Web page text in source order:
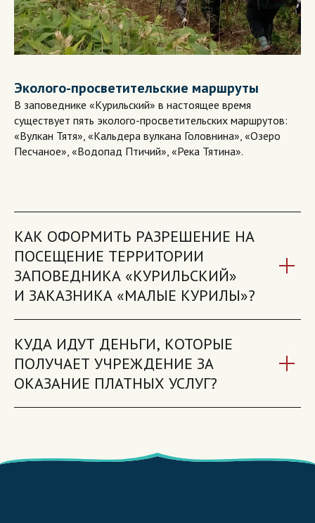
Эколого-просветительские маршруты
В заповеднике «Курильский» в настоящее время
существует пять эколого-просветительских маршрутов:
«Вулкан Тятя», «Кальдера вулкана Головнина», «Озеро
Песчаное», «Водопад Птичий», «Река Тятина».
КАК ОФОРМИТЬ РАЗРЕШЕНИЕ НА
ПОСЕЩЕНИЕ ТЕРРИТОРИИ
ЗАПОВЕДНИКА «КУРИЛЬСКИЙ»
И ЗАКАЗНИКА «МАЛЫЕ КУРИЛЫ»?
КУДА ИДУТ ДЕНЬГИ, КОТОРЫЕ
ПОЛУЧАЕТ УЧРЕЖДЕНИЕ ЗА
ОКАЗАНИЕ ПЛАТНЫХ УСЛУГ?